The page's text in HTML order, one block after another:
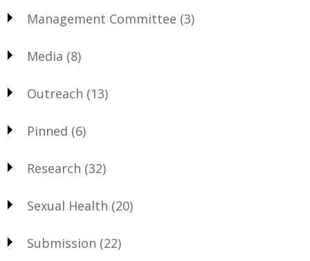
Management Committee (3)
Media (8)
Outreach (13)
Pinned (6)
Research (32)
Sexual Health (20)
Submission (22)